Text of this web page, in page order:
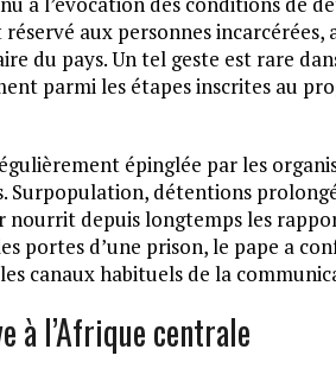
aux personnes incarcérées,
du pays. Un tel geste est rare
parmi les étapes inscrites au
épinglée par les
détentions
nourrit depuis longtemps les
portes d’une prison, le pape a
canaux habituels de la
à l’Afrique centrale